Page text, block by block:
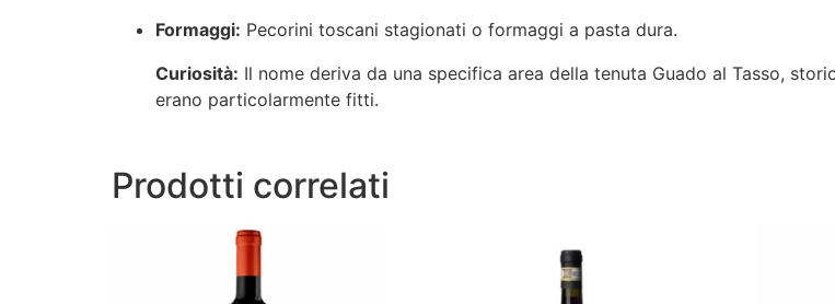
Formaggi: Pecorini toscani stagionati o formaggi a pasta dura.
Curiosità: Il nome deriva da una specifica area della tenuta Guado al Tasso,
erano particolarmente fitti.
Prodotti correlati